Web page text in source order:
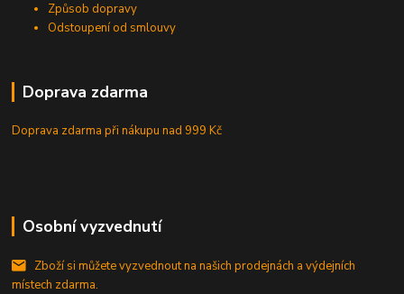
Způsob dopravy
Odstoupení od smlouvy
Doprava zdarma
Doprava zdarma při nákupunad 999 Kč
Osobní vyzvednutí
Zboží si můžete vyzvednout na našich prodejnách a výdejních
místech zdarma.